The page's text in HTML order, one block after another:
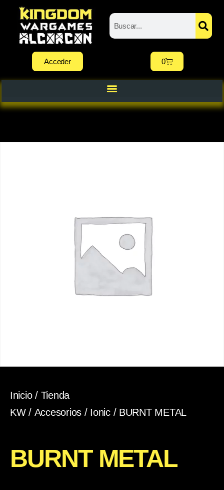
Acceder 0
Inicio/ Tienda
KW/ Accesorios/ Ionic/ BURNT METAL
BURNT METAL